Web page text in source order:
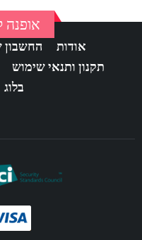
אופנה
אודות החשבון
תקנון ותנאי שימוש
בלוג